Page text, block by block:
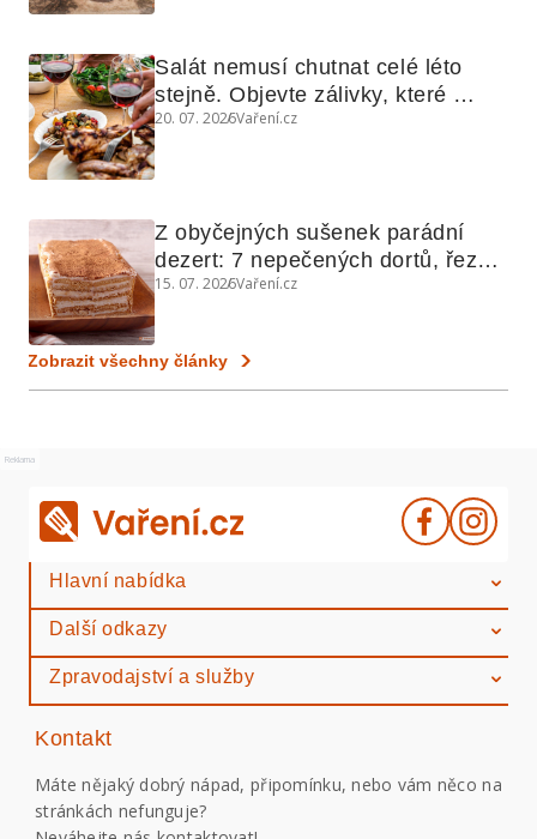
Salát nemusí chutnat celé léto
stejně. Objevte zálivky, které
využijete i na maso, nudle nebo
20. 07. 2026Vaření.cz
Z obyčejných sušenek parádní
dezert: 7 nepečených dortů, řezů
a koláčů
15. 07. 2026Vaření.cz
Zobrazit všechny články
Reklama
Hlavní nabídka
Další odkazy
Zpravodajství a služby
Kontakt
Máte nějaký dobrý nápad, připomínku, nebo vám něco na
stránkách nefunguje?